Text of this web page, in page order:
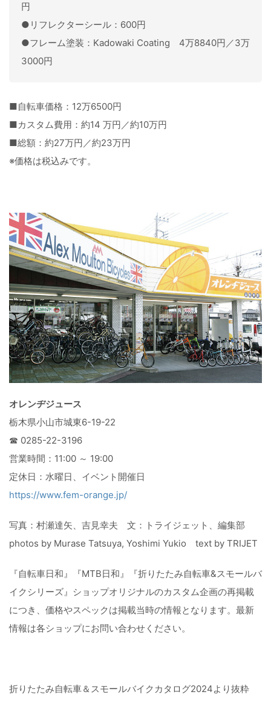
円
●リフレクターシール：600円
●フレーム塗装：Kadowaki Coating 4万8840円／3万
3000円
■自転車価格：12万6500円
■カスタム費用：約14 万円／約10万円
■総額：約27万円／約23万円
※価格は税込みです。
オレンヂジュース
栃木県小山市城東6-19-22
☎︎ 0285-22-3196
営業時間：11:00 ～ 19:00
定休日：水曜日、イベント開催日
https://www.fem-orange.jp/
写真：村瀬達矢、吉見幸夫 文：トライジェット、編集部
photos by Murase Tatsuya, Yoshimi Yukio text by TRIJET
『自転車日和』『MTB日和』『折りたたみ自転車&スモールバ
イクシリーズ』ショップオリジナルのカスタム企画の再掲載
につき、価格やスペックは掲載当時の情報となります。最新
情報は各ショップにお問い合わせください。
折りたたみ自転車＆スモールバイクカタログ2024より抜粋